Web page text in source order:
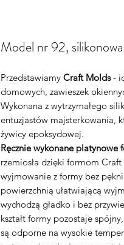
Model nr 92,
Przedstawiamy Craft Molds-
domowych, zawieszek
Wykonana z wytrzymałego
entuzjastów majsterkowania,
żywicy epoksydowej.
Ręcznie wykonane platynowe
rzemiosła dzięki formom
wyjmowanie z formy bez
powierzchnią ułatwiającą
wychodzą gładko i bez
kształt formy pozostaje
są odporne na wysokie